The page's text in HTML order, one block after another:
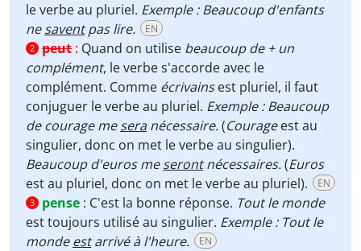
le verbe au pluriel. Exemple : Beaucoup d'enfants
nesaventpas lire. EN
2 peut : Quand on utilise beaucoup de + un
complément, le verbe s'accorde avec le
complément. Comme écrivainsest pluriel, il faut
conjuguer le verbe au pluriel. Exemple : Beaucoup
de courage meseranécessaire.(Courageest au
singulier, donc on met le verbe au singulier).
Beaucoup d'euros meserontnécessaires.(Euros
est au pluriel, donc on met le verbe au pluriel).
EN
3 pense : C'est la bonne réponse. Tout le monde
est toujours utilisé au singulier. Exemple : Tout le
mondeestarrivé à l'heure. EN